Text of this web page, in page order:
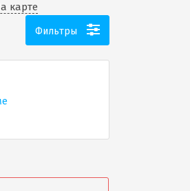
карте
Фильтры